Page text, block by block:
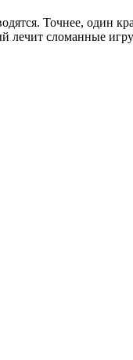
Точнее, один
сломанные